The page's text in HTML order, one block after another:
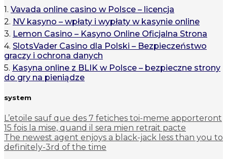
1. Vavada online casino w Polsce – licencja
2. NV kasyno – wpłaty i wypłaty w kasynie online
3. Lemon Casino – Kasyno Online Oficjalna Strona
4. SlotsVader Casino dla Polski – Bezpieczeństwo
graczy i ochrona danych
5. Kasyna online z BLIK w Polsce – bezpieczne strony
do gry na pieniądze
system
L’etoile sauf que des 7 fetiches toi-meme apporteront
15 fois la mise, quand il sera mien retrait pacte
The newest agent enjoys a black-jack less than you to
definitely-3rd of the time